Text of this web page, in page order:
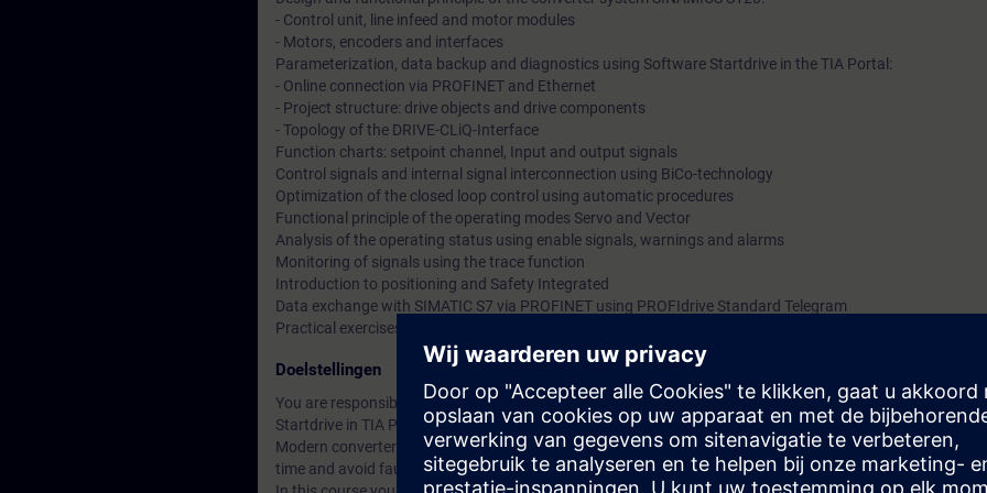
- Control unit, line infeed and motor modules
- Motors, encoders and interfaces
Parameterization, data backup and diagnostics using Software Startdrive in the TIA Portal:
- Online connection via PROFINET and Ethernet
- Project structure: drive objects and drive components
- Topology of the DRIVE-CLiQ-Interface
Function charts: setpoint channel, Input and output signals
Control signals and internal signal interconnection using BiCo-technology
Optimization of the closed loop control using automatic procedures
Functional principle of the operating modes Servo and Vector
Analysis of the operating status using enable signals, warnings and alarms
Monitoring of signals using the trace function
Introduction to positioning and Safety Integrated
Data exchange with SIMATIC S7 via PROFINET using PROFIdrive Standard Telegram
Practical exercises at training kits with SINAMICS S120 in frame size booksize with servomotor and
Doelstellingen
You are responsible for the commissioning of SINAMICS S120 drive systems using the commissioning
Startdrive in TIA Portal.
Modern converter systems offer a variety of functions and setting possibilities. By a purposeful procedure
time and avoid faults.